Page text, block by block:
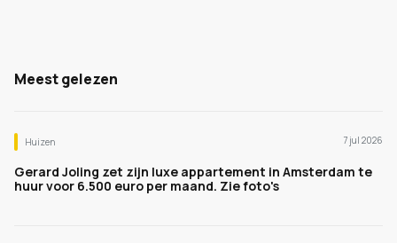
Meest gelezen
Huizen 7 jul 2026
Gerard Joling zet zijn luxe appartement in Amsterdam te
huur voor 6.500 euro per maand. Zie foto's